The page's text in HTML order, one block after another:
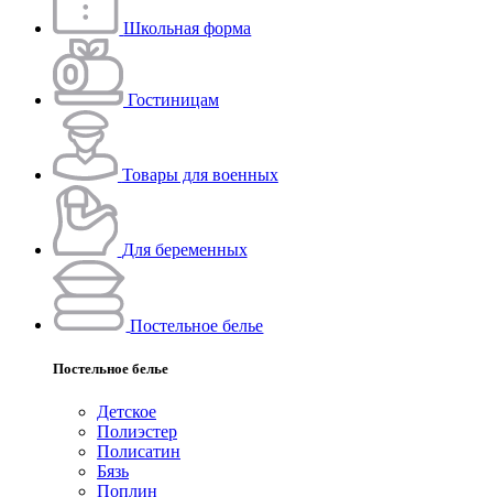
Школьная форма
Гостиницам
Товары для военных
Для беременных
Постельное белье
Постельное белье
Детское
Полиэстeр
Полисатин
Бязь
Поплин